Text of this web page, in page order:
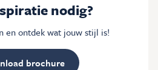
nodig?
en ontdek wat jouw stijl is!
brochure